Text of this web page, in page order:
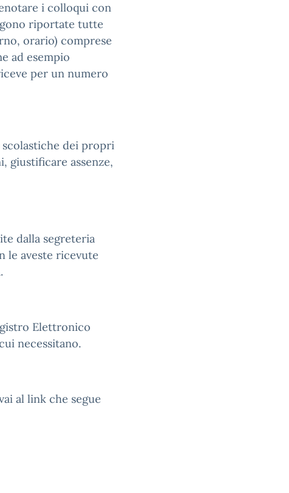
i colloqui con
riportate tutte
orario) comprese
ad esempio
per un numero
dei propri
giustificare assenze,
dalla segreteria
le aveste ricevute
Elettronico
necessitano.
al link che segue